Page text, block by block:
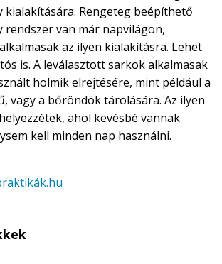
kialakítására. Rengeteg beépíthető
van már napvilágon,
az ilyen kialakításra. Lehet
is. A leválasztott sarkok alkalmasak
holmik elrejtésére, mint például a
vagy a bőröndök tárolására. Az ilyen
ahol kevésbé vannak
kell minden nap használni.